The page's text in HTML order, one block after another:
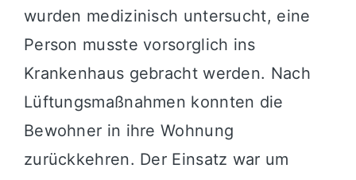
wurden medizinisch untersucht, eine
Person musste vorsorglich ins
Krankenhaus gebracht werden. Nach
Lüftungsmaßnahmen konnten die
Bewohner in ihre Wohnung
zurückkehren. Der Einsatz war um